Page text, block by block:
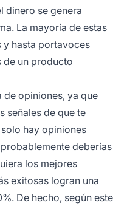
dinero se genera
La mayoría de estas
y hasta portavoces
de un producto
de opiniones, ya que
señales de que te
hay opiniones
deberías
los mejores
exitosas logran una
De hecho, según este